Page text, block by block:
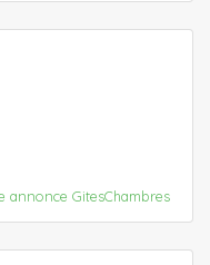
annonce GitesChambres